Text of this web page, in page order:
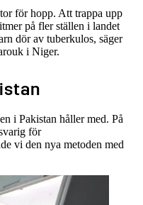
för hopp. Att trappa upp
på fler ställen i landet
dör av tuberkulos, säger
i Niger.
i Pakistan håller med. På
för
vi den nya metoden med